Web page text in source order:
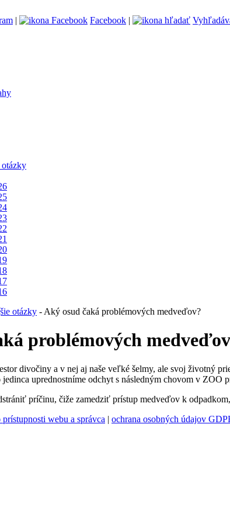
| Facebook |
otázky - Aký osud čaká problémových medveďov?
problémových
divočiny a v nej aj naše veľké šelmy, ale svoj životný
uprednostníme odchyt s následným chovom v ZOO
príčinu, čiže zamedziť prístup medveďov k
webu a správca | ochrana osobných údajov